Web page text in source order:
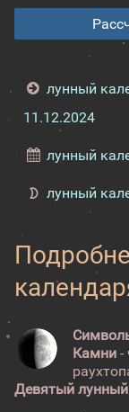
лунный
11.12.2024
лунный
лунный
Камни -
Девятый